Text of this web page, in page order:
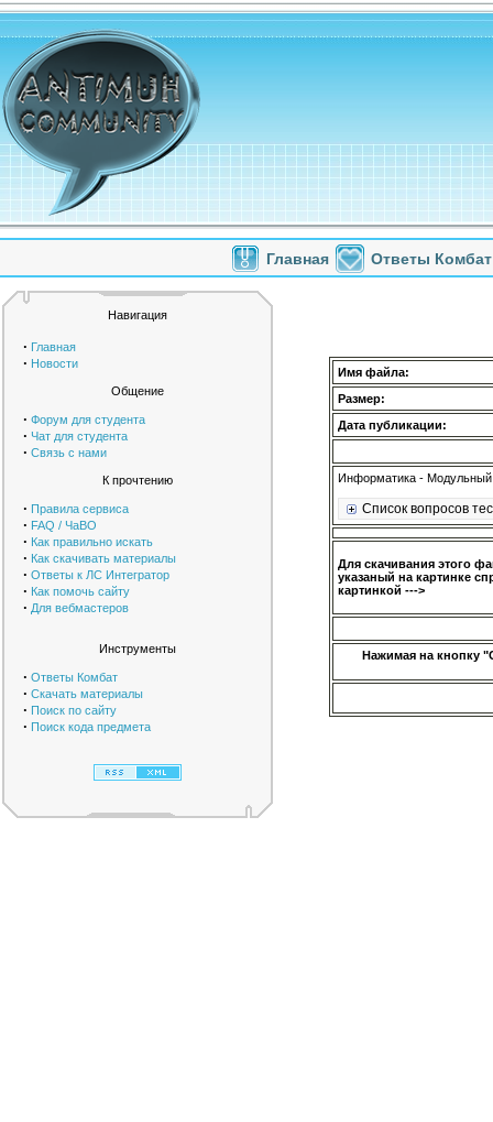
Главная Ответы Комбат
Навигация
· Главная
· Новости
Общение
· Форум для студента
· Чат для студента
· Связь с нами
К прочтению
· Правила сервиса
· FAQ / ЧаВО
· Как правильно искать
· Как скачивать материалы
· Ответы к ЛС Интегратор
· Как помочь сайту
· Для вебмастеров
Инструменты
· Ответы Комбат
· Скачать материалы
· Поиск по сайту
· Поиск кода предмета
Имя файла:
Размер:
Дата публикации:
Информатика - Модульный
Список вопросов
Для скачивания этого
указаный на картинке
картинкой --->
Нажимая на кнопку